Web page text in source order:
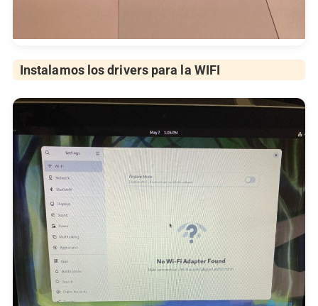
Instalamos los drivers para la WIFI